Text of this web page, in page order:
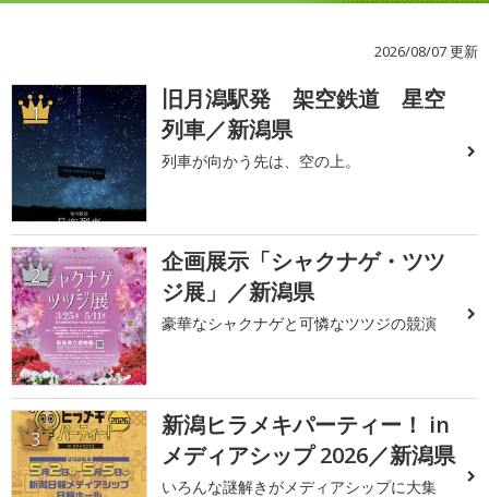
2026/08/07 更新
1
旧月潟駅発 架空鉄道 星空
列車／新潟県
列車が向かう先は、空の上。
2
企画展示「シャクナゲ・ツツ
ジ展」／新潟県
豪華なシャクナゲと可憐なツツジの競演
3
新潟ヒラメキパーティー！ in
メディアシップ 2026／新潟県
いろんな謎解きがメディアシップに大集